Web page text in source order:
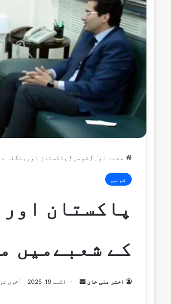
صفحۂ اوّل / قومی / پاکستان اوربنگلہ
قومی
پاکستان
کے شعبےمیں
اختر علی خان
S
اگست 19, 2025 آخری